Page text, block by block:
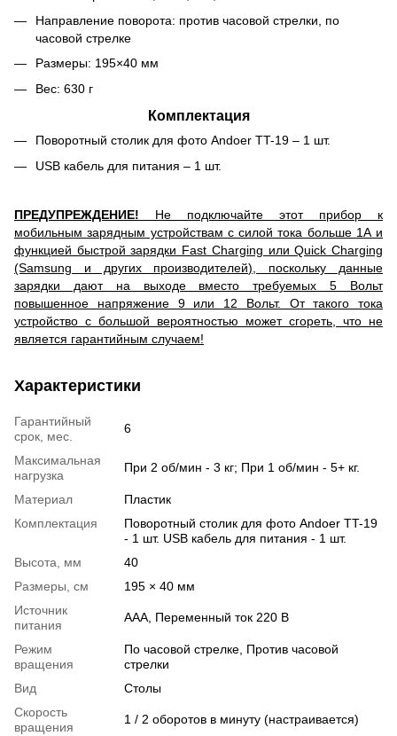
Направление поворота: против часовой стрелки, по
часовой стрелке
Размеры: 195×40 мм
Вес: 630 г
Комплектация
Поворотный столик для фото Andoer TT-19 – 1 шт.
USB кабель для питания – 1 шт.
ПРЕДУПРЕЖДЕНИЕ! Не подключайте этот прибор к
мобильным зарядным устройствам с силой тока больше 1А и
функцией быстрой зарядки Fast Charging или Quick Charging
(Samsung и других производителей), поскольку данные
зарядки дают на выходе вместо требуемых 5 Вольт
повышенное напряжение 9 или 12 Вольт. От такого тока
устройство с большой вероятностью может сгореть, что не
является гарантийным случаем!
Характеристики
Гарантийный
срок, мес.
6
Максимальная
нагрузка
При 2 об/мин - 3 кг; При 1 об/мин - 5+ кг.
Материал
Пластик
Комплектация
Поворотный столик для фото Andoer TT-19
- 1 шт. USB кабель для питания - 1 шт.
Высота, мм
40
Размеры, см
195 × 40 мм
Источник
питания
AAA, Переменный ток 220 В
Режим
вращения
По часовой стрелке, Против часовой
стрелки
Вид
Столы
Скорость
вращения
1 / 2 оборотов в минуту (настраивается)